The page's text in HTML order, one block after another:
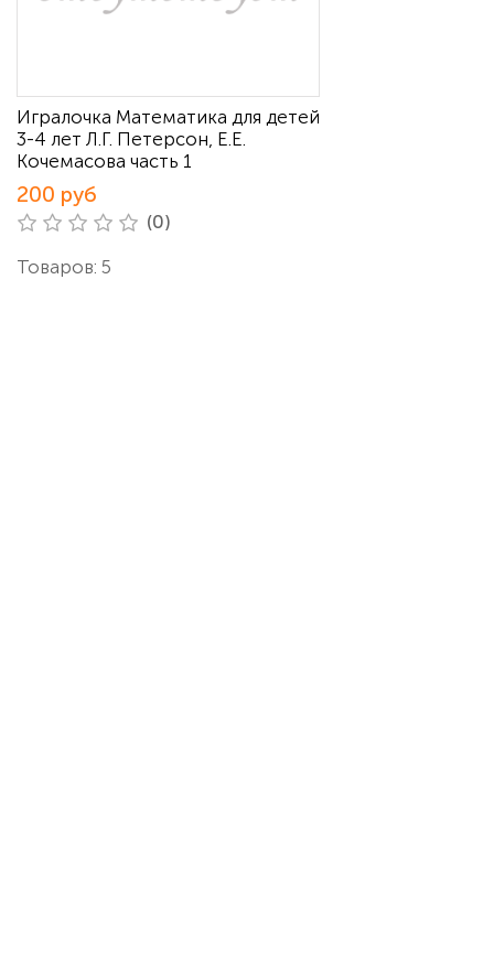
Игралочка Математика для детей
3-4 лет Л.Г. Петерсон, Е.Е.
Кочемасова часть 1
200 руб
(0)
Товаров: 5